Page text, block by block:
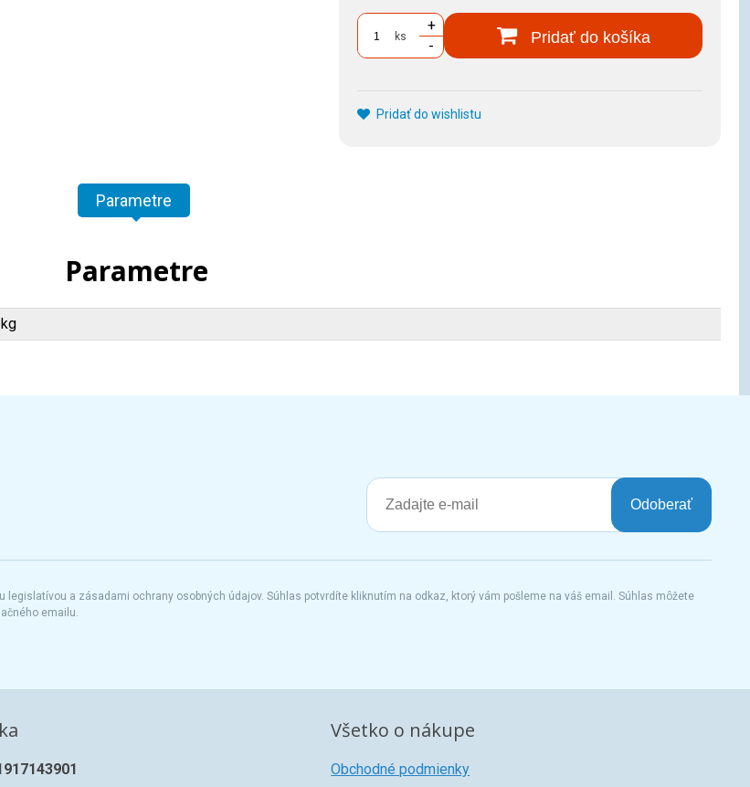
ks
+
-
Pridať do košíka
Pridať do wishlistu
Parametre
Parametre
Odoberať
a zásadami ochrany osobných údajov. Súhlas potvrdíte kliknutím na odkaz, ktorý vám pošleme na váš email. Súhlas môžete
emailu.
Všetko o nákupe
Obchodné podmienky